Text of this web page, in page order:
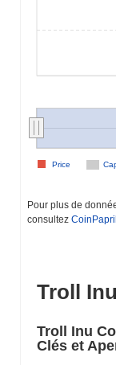
Price
Pour plus de
consultez
Troll
Troll Inu
Clés et